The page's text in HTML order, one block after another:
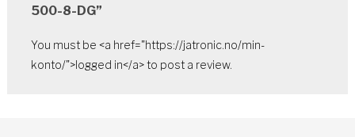
500-8-DG”
You must be <a href="https://jatronic.no/min-
konto/">logged in</a> to post a review.